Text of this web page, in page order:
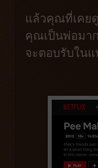
แล้วคุณที่เคย
คุณเป็นพ่อมา
จะตอบรับใน